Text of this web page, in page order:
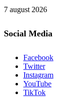
7 august 2026
Social Media
Facebook
Twitter
Instagram
YouTube
TikTok